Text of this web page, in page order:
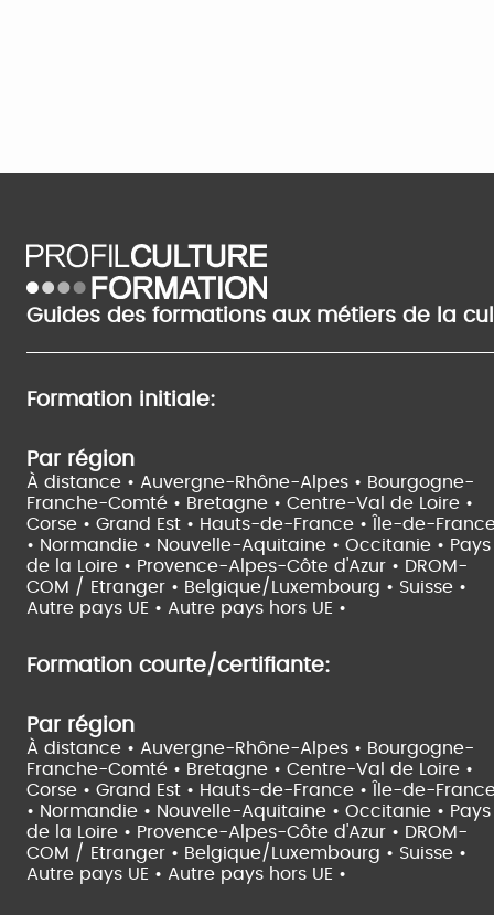
Guides des formations aux métiers de la
Formation initiale:
Par région
À distance • Auvergne-Rhône-Alpes • Bourgogne-
Franche-Comté • Bretagne • Centre-Val de Loire •
Corse • Grand Est • Hauts-de-France •
Île-de-
• Normandie • Nouvelle-Aquitaine • Occitanie • Pays
de la Loire • Provence-Alpes-Côte d'Azur • DROM-
COM / Etranger • Belgique/Luxembourg • Suisse •
Autre pays UE • Autre pays hors UE •
Formation courte/certifiante:
Par région
À distance • Auvergne-Rhône-Alpes • Bourgogne-
Franche-Comté • Bretagne • Centre-Val de Loire •
Corse • Grand Est • Hauts-de-France •
Île-de-
• Normandie • Nouvelle-Aquitaine • Occitanie • Pays
de la Loire • Provence-Alpes-Côte d'Azur • DROM-
COM / Etranger • Belgique/Luxembourg • Suisse •
Autre pays UE • Autre pays hors UE •